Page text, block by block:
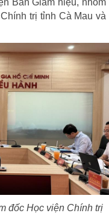
Ban Giám hiệu, nhóm
trị tỉnh Cà Mau và
đốc Học viện Chính trị